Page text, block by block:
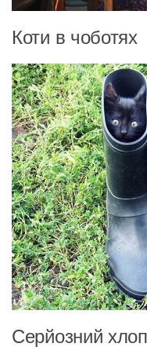
Коти в чоботях
Серйозний